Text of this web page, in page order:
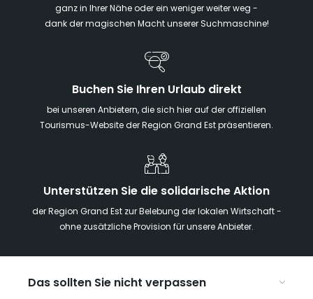
ganz in Ihrer Nähe oder ein weniger weiter weg -
dank der magischen Macht unserer Suchmaschine!
Buchen Sie Ihren Urlaub direkt
bei unseren Anbietern, die sich hier auf der offiziellen
Tourismus-Website der Region Grand Est präsentieren.
Unterstützen Sie die solidarische Aktion
der Region Grand Est zur Belebung der lokalen Wirtschaft -
ohne zusätzliche Provision für unsere Anbieter.
Das sollten Sie nicht verpassen